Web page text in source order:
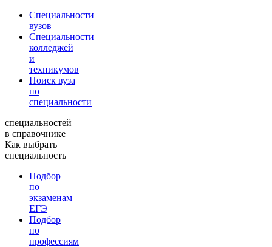
Специальности
вузов
Специальности
колледжей
и
техникумов
Поиск вуза
по
специальности
специальностей
в справочнике
Как выбрать
специальность
Подбор
по
экзаменам
ЕГЭ
Подбор
по
профессиям